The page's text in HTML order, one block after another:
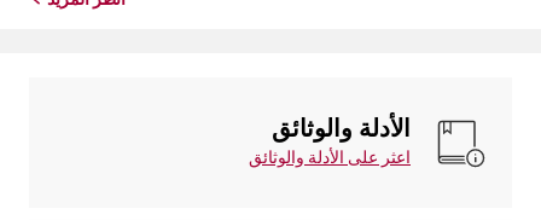
الأدلة والوثائق
اعثر على الأدلة والوثائق